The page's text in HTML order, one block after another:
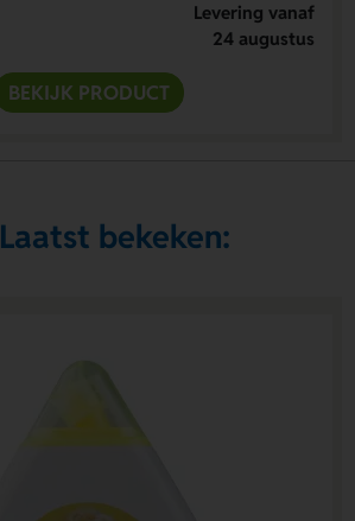
Levering vanaf
24 augustus
BEKIJK PRODUCT
Laatst bekeken: